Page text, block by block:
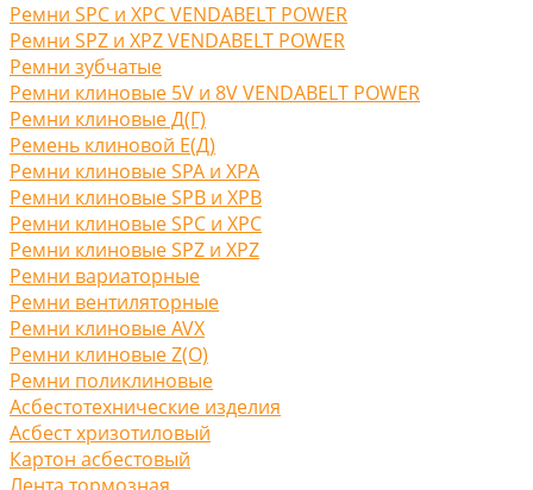
Ремни SPC и XPC VENDABELT POWER
Ремни SPZ и XPZ VENDABELT POWER
Ремни зубчатые
Ремни клиновые 5V и 8V VENDABELT POWER
Ремни клиновые Д(Г)
Ремень клиновой Е(Д)
Ремни клиновые SPA и XPA
Ремни клиновые SPB и XPB
Ремни клиновые SPC и XPC
Ремни клиновые SPZ и XPZ
Ремни вариаторные
Ремни вентиляторные
Ремни клиновые AVX
Ремни клиновые Z(O)
Ремни поликлиновые
Асбестотехнические изделия
Асбест хризотиловый
Картон асбестовый